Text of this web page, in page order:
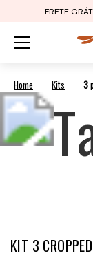
FRETE
Kits 3
KIT 3